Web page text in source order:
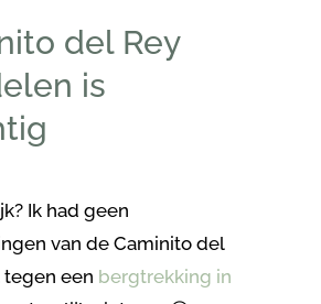
del Rey
is
Ik had geen
van de Caminito del
tegen een bergtrekking in